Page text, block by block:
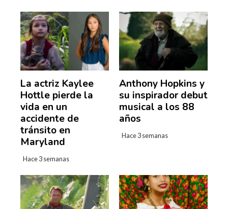
La actriz Kaylee
Hottle pierde la
vida en un
accidente de
tránsito en
Maryland
Hace 3 semanas
Anthony Hopkins y
su inspirador debut
musical a los 88
años
Hace 3 semanas